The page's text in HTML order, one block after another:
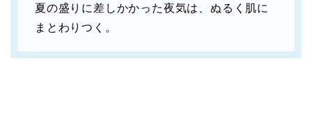
夏の盛りに差しかかった夜気は、ぬるく肌に
まとわりつく。